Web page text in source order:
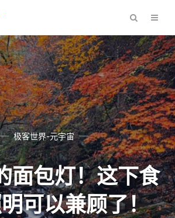
极客世界-元宇宙
面包灯！这下食
可以兼顾了！